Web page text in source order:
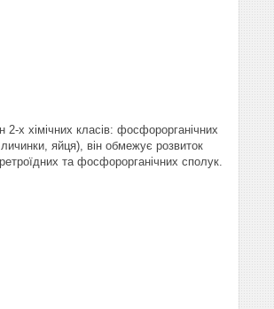
2-х хімічних класів: фосфорорганічних
яйця), він обмежує розвиток
та фосфорорганічних сполук.